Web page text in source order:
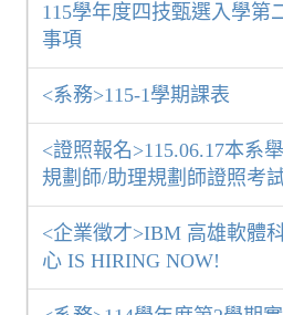
115學年度四技甄選入學第
事項
<系務>115-1學期課表
<證照報名>115.06.17本系
規劃師/助理規劃師證照考
<企業徵才>IBM 高雄軟體
心 IS HIRING NOW!